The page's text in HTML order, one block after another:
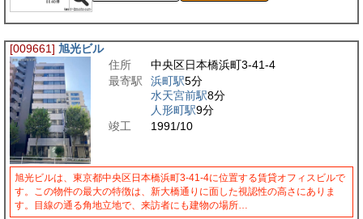
[009661] 旭光ビル
住所
中央区日本橋浜町3-41-4
最寄駅
浜町駅5分
水天宮前駅8分
人形町駅9分
竣工
1991/10
旭光ビルは、東京都中央区日本橋浜町3-41-4に位置する賃貸オフィスビルで
す。この物件の最大の特徴は、新大橋通りに面した視認性の高さにありま
す。目線の通る角地立地で、来訪者にも建物の場所…